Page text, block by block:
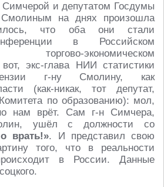
и депутатом Госдумы
на днях произошла
что оба они стали
в Российском
торгово-экономическом
экс-глава НИИ статистики
г-ну Смолину, как
(как-никак, тот депутат,
по образованию): мол,
нам врёт. Сам г-н Симчера,
ушёл с должности со
врать!». И представил свою
того, что в реальности
в России. Данные